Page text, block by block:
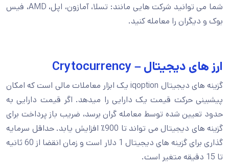
شما می توانید شرکت هایی مانند: تسلا، آمازون، اپل، AMD، فیس
بوک و دیگران را معامله کنید.
ارز های دیجیتال – Crytocurrency
گزینه های دیجیتال iqoption یک ابزار معاملات مالی است که امکان
پیشبینی حرکت قیمت یک دارایی را میدهد. اگر قیمت دارایی به
حدود تعیین شده توسط معامله گران برسد، ضریب باز پرداخت برای
گزینه های دیجیتال می تواند تا 900٪ افزایش یابد. حداقل سرمایه
گذاری برای گزینه های دیجیتال 1 دلار است و زمان انقضا از 60 ثانیه
تا 15 دقیقه متغیر است.